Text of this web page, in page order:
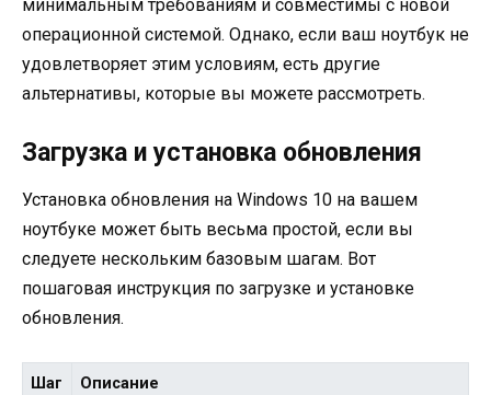
минимальным требованиям и совместимы с новой
операционной системой. Однако, если ваш ноутбук не
удовлетворяет этим условиям, есть другие
альтернативы, которые вы можете рассмотреть.
Загрузка и установка обновления
Установка обновления на Windows 10 на вашем
ноутбуке может быть весьма простой, если вы
следуете нескольким базовым шагам. Вот
пошаговая инструкция по загрузке и установке
обновления.
Шаг Описание